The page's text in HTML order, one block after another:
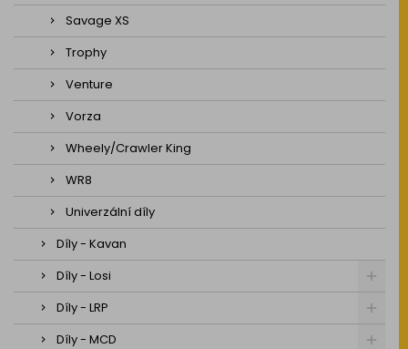
Savage XS
Trophy
Venture
Vorza
Wheely/Crawler King
WR8
Univerzální díly
Díly - Kavan
Díly - Losi
Díly - LRP
Díly - MCD